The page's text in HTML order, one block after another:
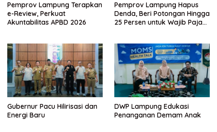
Pemprov Lampung Terapkan
e-Review, Perkuat
Akuntabilitas APBD 2026
Pemprov Lampung Hapus
Denda, Beri Potongan Hingga
25 Persen untuk Wajib Pajak
Gubernur Pacu Hilirisasi dan
Energi Baru
DWP Lampung Edukasi
Penanganan Demam Anak